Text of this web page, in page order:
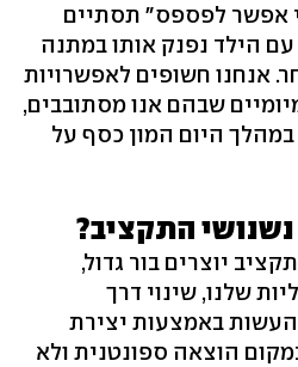
אפשר לפספס" תסתיים
עם הילד נפנק אותו במתנה
אנחנו חשופים לאפשרויות
שבהם אנו מסתובבים,
במהלך היום המון כסף על
התקציב?
יוצרים בור גדול,
שלנו, שינוי דרך
באמצעות יצירת
הוצאה ספונטנית ולא